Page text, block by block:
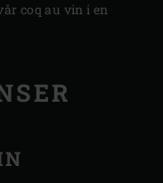
coq au vin i en